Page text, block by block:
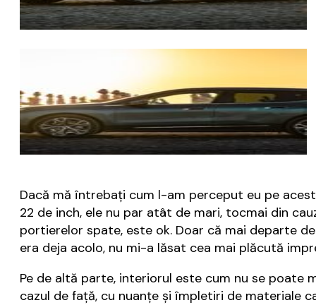
Dacă mă întrebați cum l-am perceput eu pe
22 de inch, ele nu par atât de mari, tocmai din
portierelor spate, este ok. Doar că mai departe
era deja acolo, nu mi-a lăsat cea mai plăcută
Pe de altă parte, interiorul este cum nu se poate
cazul de față, cu nuanțe și împletiri de materiale